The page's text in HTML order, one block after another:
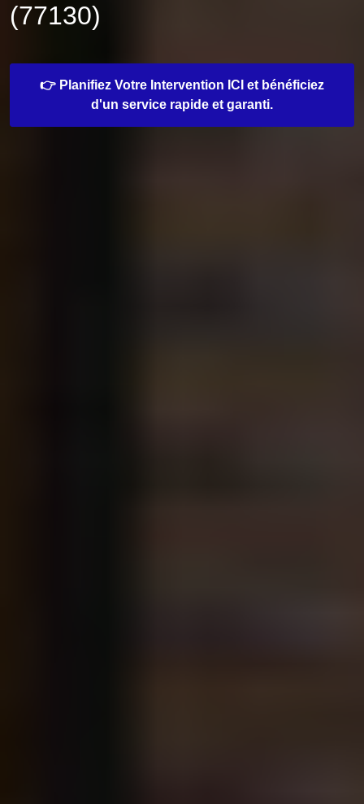
(77130)
👉 Planifiez Votre Intervention ICI et bénéficiez
d'un service rapide et garanti.